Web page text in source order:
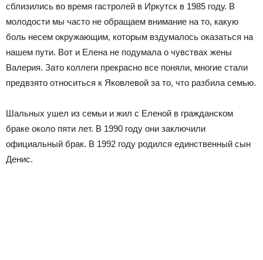
сблизились во время гастролей в Иркутск в 1985 году. В
молодости мы часто не обращаем внимание на то, какую
боль несем окружающим, которым вздумалось оказаться на
нашем пути. Вот и Елена не подумала о чувствах жены
Валерия. Зато коллеги прекрасно все поняли, многие стали
предвзято относиться к Яковлевой за то, что разбила семью.
Шальных ушел из семьи и жил с Еленой в гражданском
браке около пяти лет. В 1990 году они заключили
официальный брак. В 1992 году родился единственный сын
Денис.